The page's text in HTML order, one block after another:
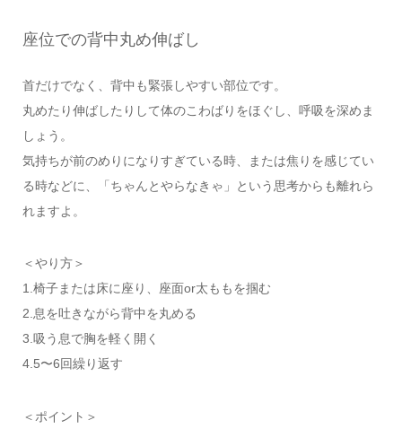
座位での背中丸め伸ばし
首だけでなく、背中も緊張しやすい部位です。
丸めたり伸ばしたりして体のこわばりをほぐし、呼吸を深めま
しょう。
気持ちが前のめりになりすぎている時、または焦りを感じてい
る時などに、「ちゃんとやらなきゃ」という思考からも離れら
れますよ。
＜やり方＞
1.椅子または床に座り、座面or太ももを掴む
2.息を吐きながら背中を丸める
3.吸う息で胸を軽く開く
4.5〜6回繰り返す
＜ポイント＞